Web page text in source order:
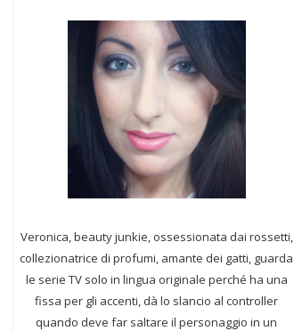
Veronica, beauty junkie, ossessionata dai rossetti,
collezionatrice di profumi, amante dei gatti, guarda
le serie TV solo in lingua originale perché ha una
fissa per gli accenti, dà lo slancio al controller
quando deve far saltare il personaggio in un